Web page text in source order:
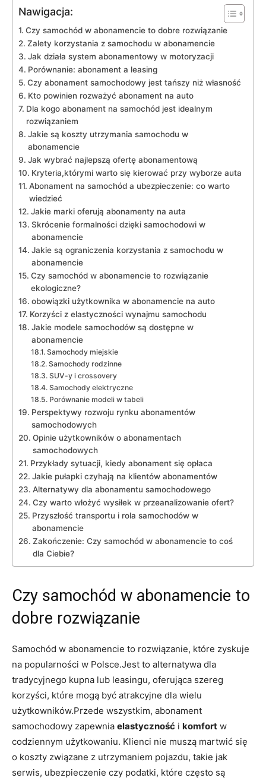
Nawigacja:
Czy ⁣samochód w abonamencie⁤ to dobre rozwiązanie
Zalety korzystania z samochodu w abonamencie
Jak działa system abonamentowy w motoryzacji
Porównanie: abonament a leasing
Czy abonament samochodowy ⁤jest tańszy niż ⁢własność
Kto powinien rozważyć abonament na auto
Dla kogo abonament na samochód jest idealnym
rozwiązaniem
Jakie są koszty ‌utrzymania samochodu ⁣w
abonamencie
Jak wybrać ​najlepszą ofertę abonamentową
Kryteria,którymi warto się ‌kierować przy wyborze auta
Abonament ⁤na samochód a ubezpieczenie: co‌ warto
wiedzieć
Jakie marki oferują abonamenty na auta
Skrócenie formalności dzięki samochodowi w
abonamencie
Jakie są ograniczenia korzystania z ⁣samochodu w⁤
abonamencie
Czy samochód w ⁢abonamencie to rozwiązanie⁣
ekologiczne?
obowiązki użytkownika w abonamencie na auto
Korzyści z elastyczności wynajmu samochodu
Jakie‌ modele samochodów‌ są dostępne w
abonamencie
Samochody miejskie
Samochody rodzinne
SUV-y i crossovery
Samochody elektryczne
Porównanie modeli w tabeli
Perspektywy ⁣rozwoju ⁤rynku abonamentów⁤
samochodowych
Opinie użytkowników o abonamentach
samochodowych
Przykłady sytuacji, kiedy⁢ abonament się opłaca
Jakie pułapki czyhają na klientów abonamentów
Alternatywy ⁢dla ‍abonamentu samochodowego
Czy warto włożyć wysiłek w ‌przeanalizowanie ofert?
Przyszłość transportu i rola samochodów w
abonamencie
Zakończenie: Czy samochód w abonamencie to coś
dla Ciebie?
Czy ⁣samochód w abonamencie⁤ to
dobre rozwiązanie
Samochód w abonamencie to rozwiązanie,⁤ które zyskuje
na popularności w Polsce.Jest to alternatywa dla
tradycyjnego kupna lub leasingu, oferująca szereg
‌korzyści, ⁢które⁤ mogą być‍ atrakcyjne dla⁣ wielu
użytkowników.Przede wszystkim, abonament
samochodowy‍ zapewnia elastyczność i komfort w ​
codziennym użytkowaniu. Klienci ‍nie ⁢muszą martwić się
o koszty związane z utrzymaniem pojazdu,​ takie jak
serwis, ubezpieczenie czy podatki, które często są